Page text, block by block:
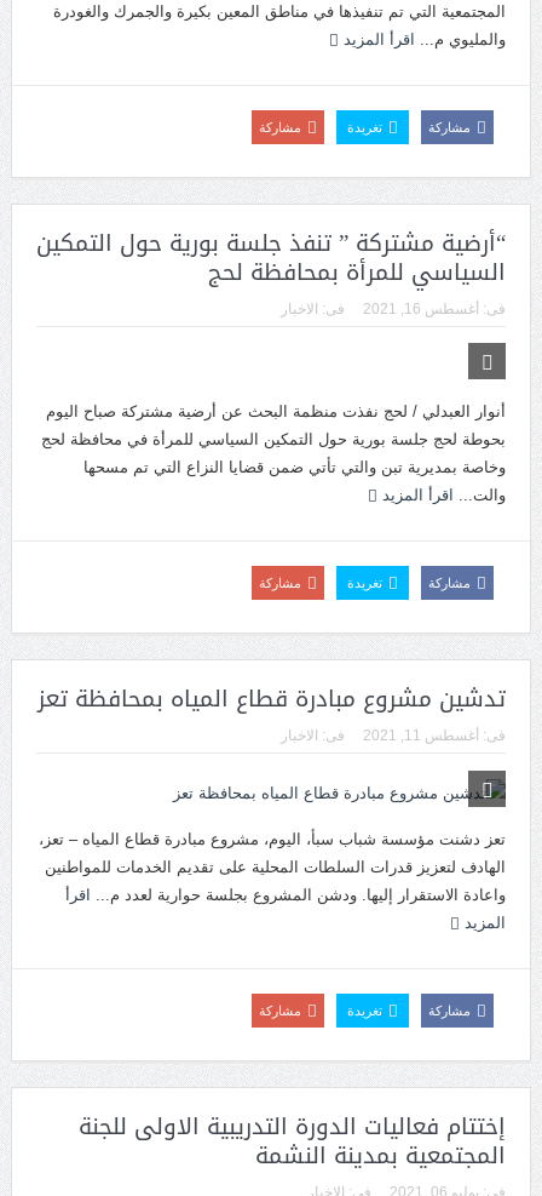
المجتمعية التي تم تنفيذها في مناطق المعين بكيرة والجمرك والغودرة
والمليوي م...
اقرأ المزيد
مشاركة تغريدة مشاركة
“أرضية مشتركة ” تنفذ جلسة بورية حول التمكين
السياسي للمرأة بمحافظة لحج
فى: أغسطس 16, 2021 فى: الاخبار
أنوار العبدلي / لحج نفذت منظمة البحث عن أرضية مشتركة صباح اليوم
بحوطة لحج جلسة بورية حول التمكين السياسي للمرأة في محافظة لحج
وخاصة بمديرية تبن والتي تأتي ضمن قضايا النزاع التي تم مسحها
والت...
اقرأ المزيد
مشاركة تغريدة مشاركة
تدشين مشروع مبادرة قطاع المياه بمحافظة تعز
فى: أغسطس 11, 2021 فى: الاخبار
تعز دشنت مؤسسة شباب سبأ، اليوم، مشروع مبادرة قطاع المياه – تعز،
الهادف لتعزيز قدرات السلطات المحلية على تقديم الخدمات للمواطنين
واعادة الاستقرار إليها. ودشن المشروع بجلسة حوارية لعدد م...
اقرأ
المزيد
مشاركة تغريدة مشاركة
إختتام فعاليات الدورة التدريبية الاولى للجنة
المجتمعية بمدينة النشمة
فى: يوليو 06, 2021 فى: الاخبار